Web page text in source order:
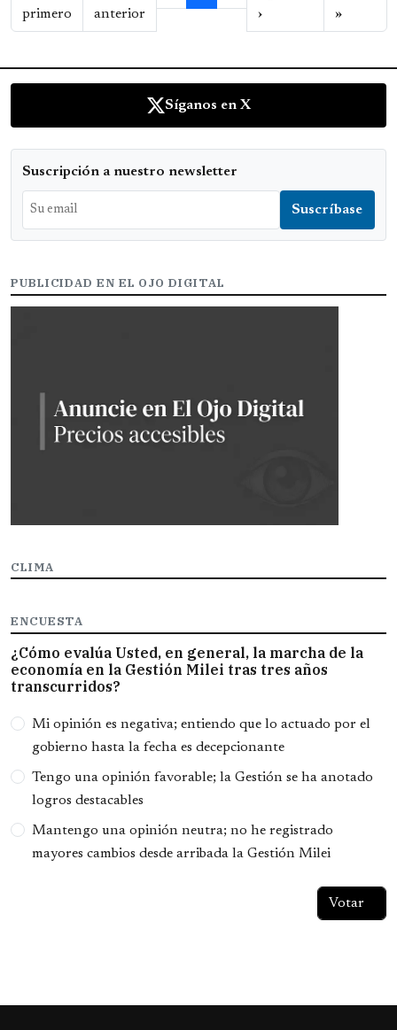
primero Primera página
anterior Página anterior
›Siguiente página
»Última
Síganos en X
Suscripción a nuestro newsletter
PUBLICIDAD EN EL OJO DIGITAL
CLIMA
ENCUESTA
¿Cómo evalúa Usted, en general, la marcha de la
economía en la Gestión Milei tras tres años
transcurridos?
Opciones
Mi opinión es negativa; entiendo que lo actuado por el
gobierno hasta la fecha es decepcionante
Tengo una opinión favorable; la Gestión se ha anotado
logros destacables
Mantengo una opinión neutra; no he registrado
mayores cambios desde arribada la Gestión Milei